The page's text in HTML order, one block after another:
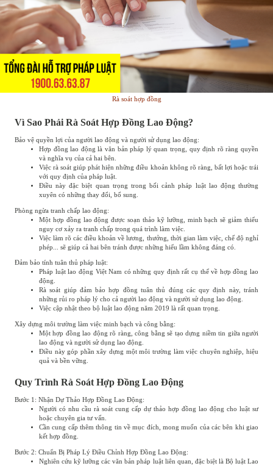
Rà soát hợp đồng
Vì Sao Phải Rà Soát Hợp Đồng Lao Động?
Bảo vệ quyền lợi của người lao động và người sử dụng lao động:
Hợp đồng lao động là văn bản pháp lý quan trọng, quy định rõ ràng quyền
và nghĩa vụ của cả hai bên.
Việc rà soát giúp phát hiện những điều khoản không rõ ràng, bất lợi hoặc trái
với quy định của pháp luật.
Điều này đặc biệt quan trọng trong bối cảnh pháp luật lao động thường
xuyên có những thay đổi, bổ sung.
Phòng ngừa tranh chấp lao động:
Một hợp đồng lao động được soạn thảo kỹ lưỡng, minh bạch sẽ giảm thiểu
nguy cơ xảy ra tranh chấp trong quá trình làm việc.
Việc làm rõ các điều khoản về lương, thưởng, thời gian làm việc, chế độ nghỉ
phép... sẽ giúp cả hai bên tránh được những hiểu lầm không đáng có.
Đảm bảo tính tuân thủ pháp luật:
Pháp luật lao động Việt Nam có những quy định rất cụ thể về hợp đồng lao
động.
Rà soát giúp đảm bảo hợp đồng tuân thủ đúng các quy định này, tránh
những rủi ro pháp lý cho cả người lao động và người sử dụng lao động.
Việc cập nhật theo bộ luật lao động năm 2019 là rất quan trọng.
Xây dựng môi trường làm việc minh bạch và công bằng:
Một hợp đồng lao động rõ ràng, công bằng sẽ tạo dựng niềm tin giữa người
lao động và người sử dụng lao động.
Điều này góp phần xây dựng một môi trường làm việc chuyên nghiệp, hiệu
quả và bền vững.
Quy Trình Rà Soát Hợp Đồng Lao Động
Bước 1: Nhận Dự Thảo Hợp Đồng Lao Động:
Người có nhu cầu rà soát cung cấp dự thảo hợp đồng lao động cho luật sư
hoặc chuyên gia tư vấn.
Cần cung cấp thêm thông tin về mục đích, mong muốn của các bên khi giao
kết hợp đồng.
Bước 2: Chuẩn Bị Pháp Lý Điều Chỉnh Hợp Đồng Lao Động:
Nghiên cứu kỹ lưỡng các văn bản pháp luật liên quan, đặc biệt là Bộ luật Lao